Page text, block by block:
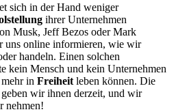
sich in der Hand weniger
ihrer Unternehmen
Musk, Jeff Bezos oder Mark
online informieren, wie wir
handeln. Einen solchen
kein Mensch und kein Unternehmen
in Freiheit leben können. Die
wir ihnen derzeit, und wir
nehmen!